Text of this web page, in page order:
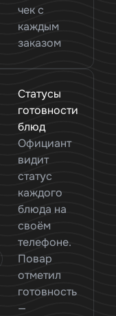
чек с
каждым
заказом
Статусы
готовности
блюд
Официант
видит
статус
каждого
блюда на
своём
телефоне.
Повар
отметил
готовность
—